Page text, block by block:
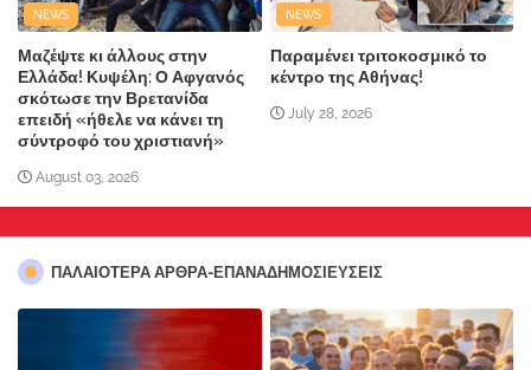
NEWS
Μαζέψτε κι άλλους στην
Ελλάδα! Κυψέλη: Ο Αφγανός
σκότωσε την Βρετανίδα
επειδή «ήθελε να κάνει τη
σύντροφό του χριστιανή»
August 03, 2026
NEWS
Παραμένει τριτοκοσμικό το
κέντρο της Αθήνας!
July 28, 2026
ΠΑΛΑΙΟΤΕΡΑ ΑΡΘΡΑ-ΕΠΑΝΑΔΗΜΟΣΙΕΥΣΕΙΣ